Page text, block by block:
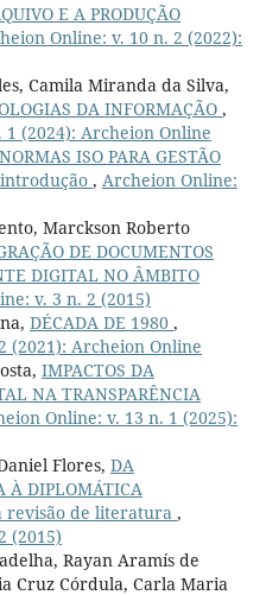
E A PRODUÇÃO
Online: v. 10 n. 2 (2022):
Camila Miranda da Silva,
DA INFORMAÇÃO ,
(2024): Archeion Online
NORMAS ISO PARA GESTÃO
introdução , Archeion Online:
Marckson Roberto
DE DOCUMENTOS
DIGITAL NO ÂMBITO
v. 3 n. 2 (2015)
DÉCADA DE 1980 ,
(2021): Archeion Online
IMPACTOS DA
NA TRANSPARÊNCIA
Online: v. 13 n. 1 (2025):
Flores, DA
À DIPLOMÁTICA
revisão de literatura ,
(2015)
Rayan Aramís de
Cruz Córdula, Carla Maria